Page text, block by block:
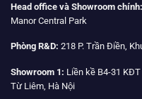
Head office và Showroom chính:
Manor Central Park
Phòng R&D: 218 P. Trần Điền,
Showroom 1: Liền kề B4-31
Từ Liêm, Hà Nội